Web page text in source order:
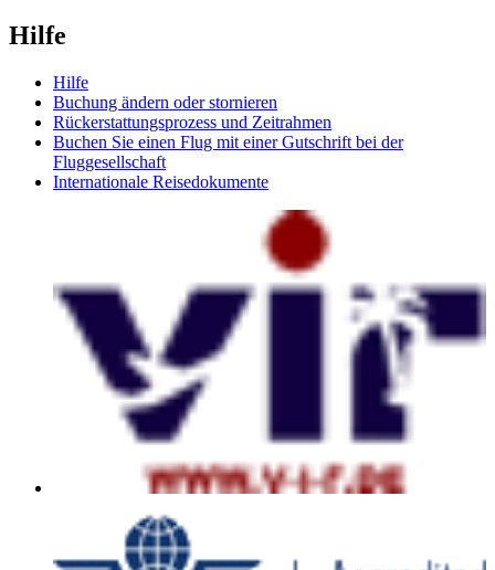
Hilfe
Hilfe
Buchung ändern oder stornieren
Rückerstattungsprozess und Zeitrahmen
Buchen Sie einen Flug mit einer Gutschrift bei der
Fluggesellschaft
Internationale Reisedokumente